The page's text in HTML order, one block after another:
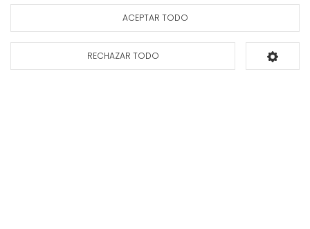
del producto
Añadir al carrito
Apúntate a nuestra newsletter
Déjanos tus datos y te enviaremos información sobre nuestras ofertas y
ACEPTAR TODO
RECHAZAR TODO